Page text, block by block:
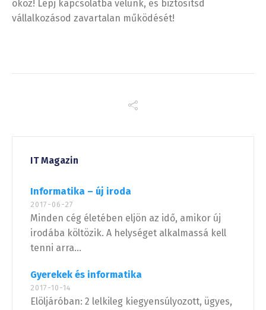
okoz! Lépj kapcsolatba velünk, és biztosítsd
vállalkozásod zavartalan működését!
IT Magazin
Informatika – új iroda
2017-06-27
Minden cég életében eljön az idő, amikor új
irodába költözik. A helységet alkalmassá kell
tenni arra...
Gyerekek és informatika
2017-10-14
Elöljáróban: 2 lelkileg kiegyensúlyozott, ügyes,